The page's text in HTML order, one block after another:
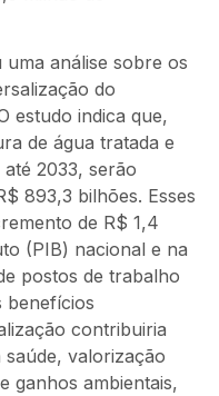
análise sobre os
do
estudo indica que,
de água tratada e
2033, serão
893,3 bilhões. Esses
de R$ 1,4
(PIB) nacional e na
postos de trabalho
benefícios
contribuiria
valorização
ganhos ambientais,